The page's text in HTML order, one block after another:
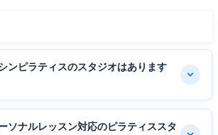
ンピラティスのスタジオはあります
ソナルレッスン対応のピラティススタ